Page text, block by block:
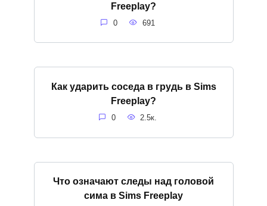
Freeplay?
0 691
Как ударить соседа в грудь в Sims
Freeplay?
0 2.5к.
Что означают следы над головой
сима в Sims Freeplay